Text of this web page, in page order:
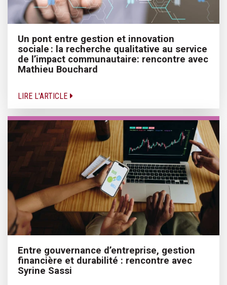
Un pont entre gestion et innovation
sociale : la recherche qualitative au service
de l’impact communautaire: rencontre avec
Mathieu Bouchard
LIRE L'ARTICLE
Entre gouvernance d’entreprise, gestion
financière et durabilité : rencontre avec
Syrine Sassi